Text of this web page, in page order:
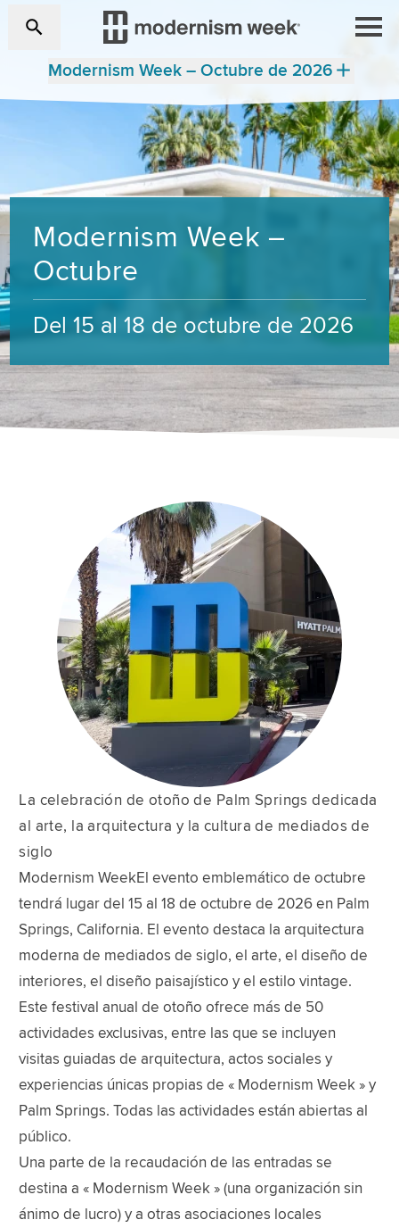
Modernism Week – Octubre de 2026
Modernism Week –
Octubre
Del 15 al 18 de octubre de 2026
La celebración de otoño de Palm Springs dedicada
al arte, la arquitectura y la cultura de mediados de
siglo
Modernism WeekEl evento emblemático de octubre
tendrá lugar del 15 al 18 de octubre de 2026 en Palm
Springs, California. El evento destaca la arquitectura
moderna de mediados de siglo, el arte, el diseño de
interiores, el diseño paisajístico y el estilo vintage.
Este festival anual de otoño ofrece más de 50
actividades exclusivas, entre las que se incluyen
visitas guiadas de arquitectura, actos sociales y
experiencias únicas propias de « Modernism Week » y
Palm Springs. Todas las actividades están abiertas al
público.
Una parte de la recaudación de las entradas se
destina a « Modernism Week » (una organización sin
ánimo de lucro) y a otras asociaciones locales